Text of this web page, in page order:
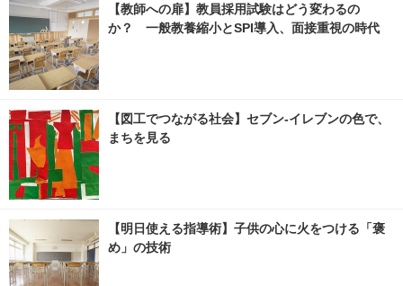
【教師への扉】教員採用試験はどう変わるの
か？ 一般教養縮小とSPI導入、面接重視の時代
【図工でつながる社会】セブン‐イレブンの色で、
まちを見る
【明日使える指導術】子供の心に火をつける「褒
め」の技術